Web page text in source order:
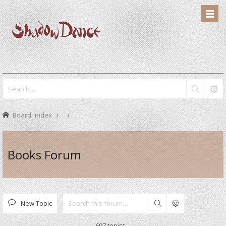
Board index
Books Forum
New Topic Search